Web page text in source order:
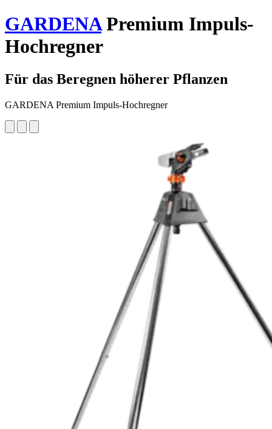
GARDENAPremium Impuls-
Hochregner
Für das Beregnen höherer Pflanzen
GARDENA Premium Impuls-Hochregner